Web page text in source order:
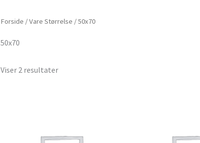
Forside / Vare Størrelse / 50x70
50x70
Viser 2 resultater